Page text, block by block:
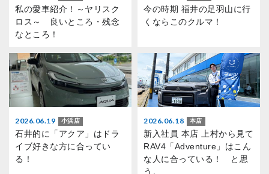
私の愛車紹介！～ヤリスク
ロス～ 良いところ・残念
なところ！
今の時期 福井の足羽山に行
くならこのクルマ！
2026.06.19 小浜店
石井的に「アクア」はドラ
イブ好きな方に合ってい
る！
2026.06.18 本店
新入社員 本店 上村から見て
RAV4「Adventure」はこん
な人に合っている！ と思
う。